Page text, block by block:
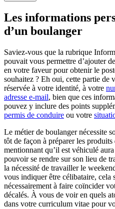
Les informations
d’un boulanger
Saviez-vous que la rubrique
pouvait vous permettre d’ajouter
en votre faveur pour obtenir le
souhaitez ? Eh oui, cette partie de
réservée à votre identité, à votre
adresse e-mail, bien que ces
pouvez y inclure des points
permis de conduire ou votre
Le métier de boulanger nécessite
tôt de façon à préparer les
mentionnant qu’il est véhiculé
pouvoir se rendre sur son lieu de
la nécessité de travailler le
vous indiquer être célibataire, cela
nécessairement à faire coïncider
décalés. À vous de voir en quels
dans votre curriculum vitae pour